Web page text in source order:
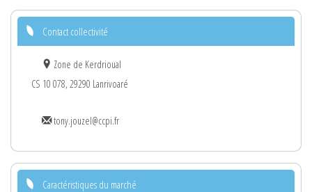
Contact collectivité
Zone de Kerdrioual
CS 10 078, 29290 Lanrivoaré
tony.jouzel@ccpi.fr
Caractéristiques du marché